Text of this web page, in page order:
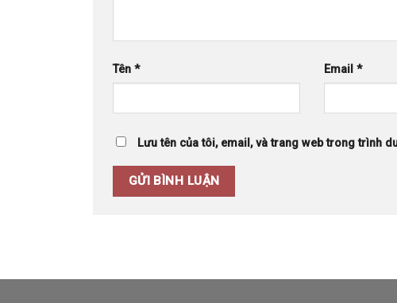
Tên * Email *
Lưu tên của tôi, email, và trang web trong trình